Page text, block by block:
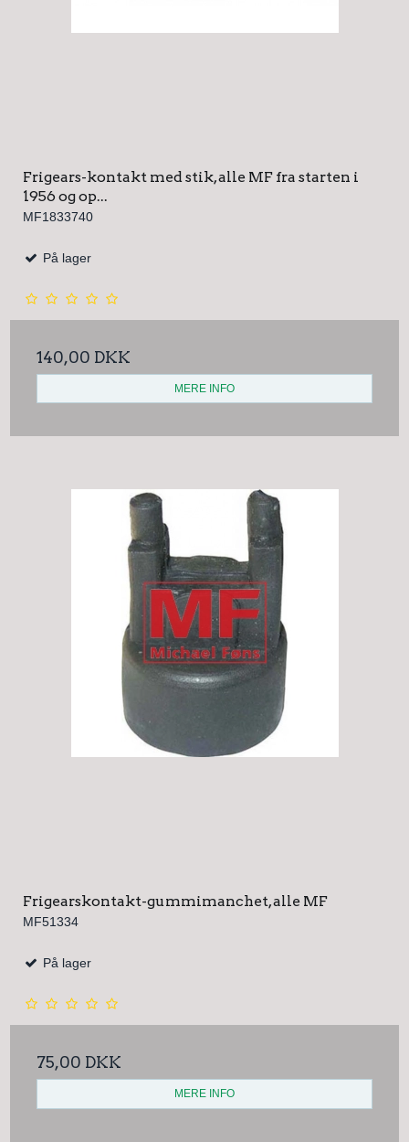
Frigears-kontakt med stik, alle MF fra starten i
1956 og op...
MF1833740
På lager
140,00 DKK
MERE INFO
Frigearskontakt-gummimanchet, alle MF
MF51334
På lager
75,00 DKK
MERE INFO